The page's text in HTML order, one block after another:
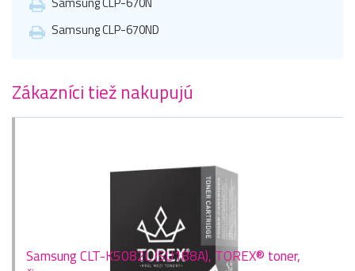
Samsung CLP-670ND
Zákazníci tiež nakupujú
Samsung CLT-K5082L (SU188A), TOREX® toner,